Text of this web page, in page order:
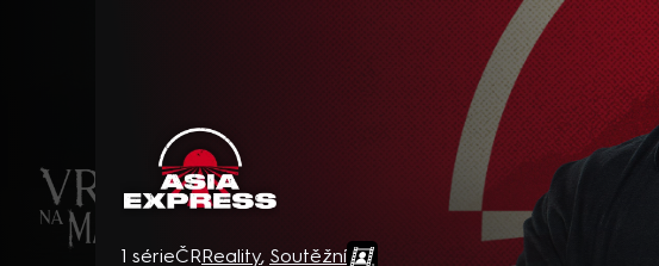
Asia Express
1 sérieČRReality, Soutěžní